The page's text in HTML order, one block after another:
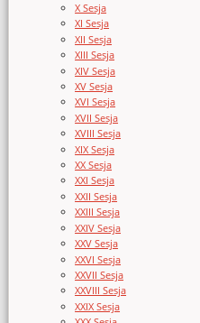
X Sesja
XI Sesja
XII Sesja
XIII Sesja
XIV Sesja
XV Sesja
XVI Sesja
XVII Sesja
XVIII Sesja
XIX Sesja
XX Sesja
XXI Sesja
XXII Sesja
XXIII Sesja
XXIV Sesja
XXV Sesja
XXVI Sesja
XXVII Sesja
XXVIII Sesja
XXIX Sesja